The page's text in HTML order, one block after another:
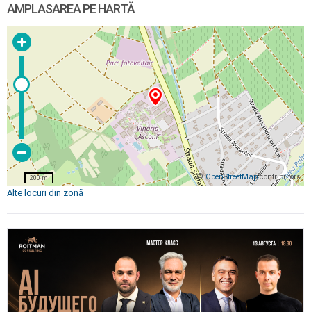
AMPLASAREA PE HARTĂ
©OpenStreetMapcontributors
200 m
Alte locuri din zonă